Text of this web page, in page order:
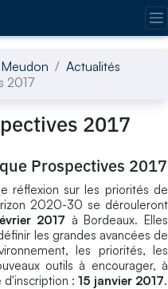
Actualités
2017
2017
Prospectives 2017
réflexion sur les priorités de
2020-30 se dérouleront
2017 à Bordeaux. Elles
les grandes avancées de
les priorités, les
outils à encourager, à
d'inscription : 15 janvier 2017.